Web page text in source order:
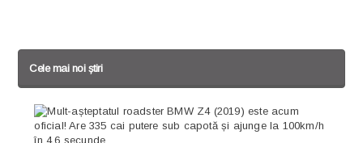
Cele mai noi știri